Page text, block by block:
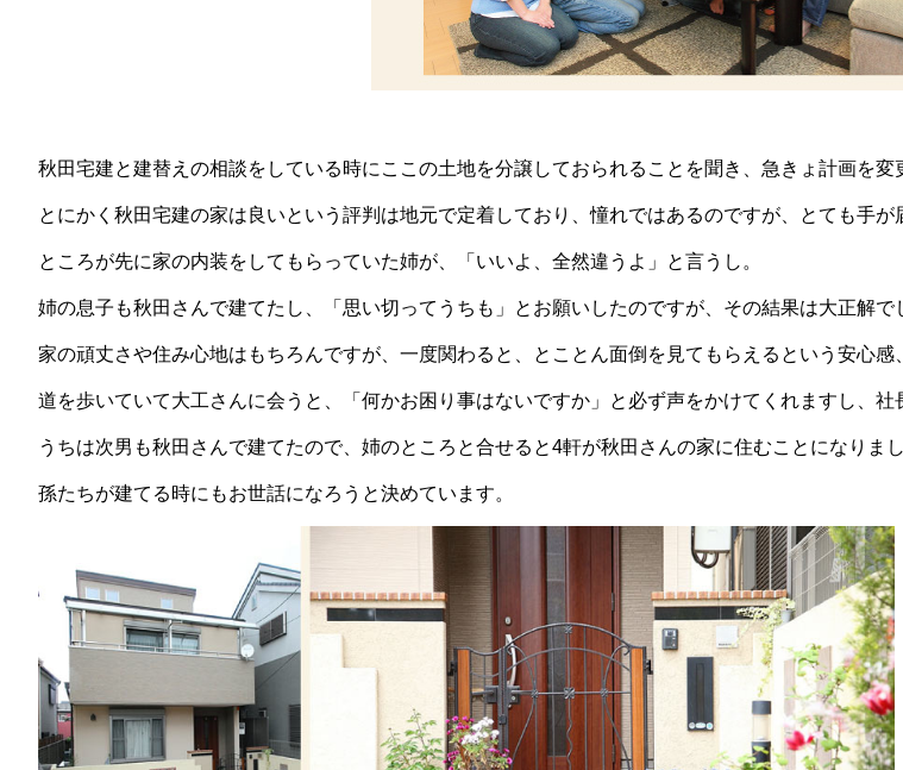
秋田宅建と建替えの相談をしている時にここの土地を分譲しておられることを聞き、急きょ計画を
とにかく秋田宅建の家は良いという評判は地元で定着しており、憧れではあるのですが、とても手が
ところが先に家の内装をしてもらっていた姉が、「いいよ、全然違うよ」と言うし。
姉の息子も秋田さんで建てたし、「思い切ってうちも」とお願いしたのですが、その結果は大正解で
家の頑丈さや住み心地はもちろんですが、一度関わると、とことん面倒を見てもらえるという安心感
道を歩いていて大工さんに会うと、「何かお困り事はないですか」と必ず声をかけてくれますし、
うちは次男も秋田さんで建てたので、姉のところと合せると4軒が秋田さんの家に住むことになりまし
孫たちが建てる時にもお世話になろうと決めています。